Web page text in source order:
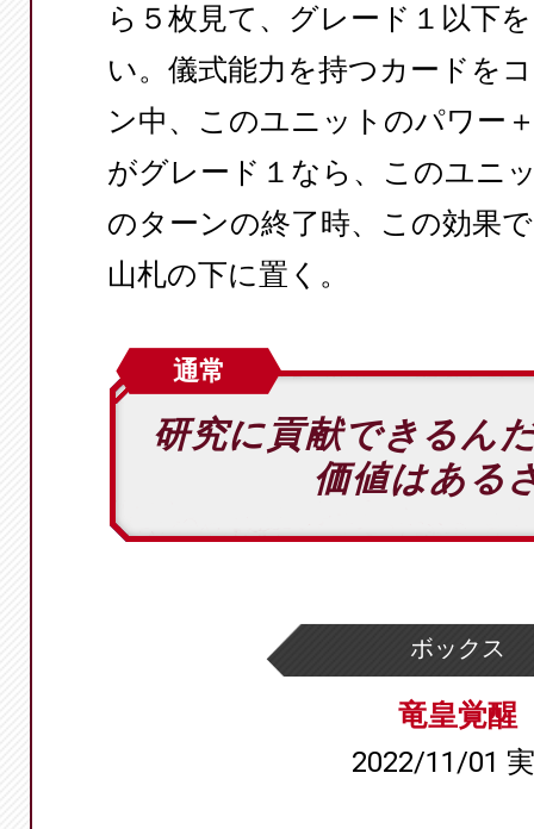
ら５枚見て、グレード１以下
い。儀式能力を持つカードを
ン中、このユニットのパワー
がグレード１なら、このユニ
のターンの終了時、この効果
山札の下に置く。
通常
研究に貢献できるん
価値はある
ボックス
竜皇覚醒
2022/11/01